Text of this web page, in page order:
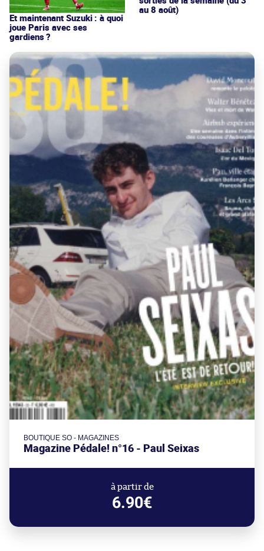
Et maintenant Suzuki : à quoi
joue Paris avec ses
gardiens ?
au 8 août)
BOUTIQUE SO - MAGAZINES
Magazine Pédale! n°16 - Paul Seixas
à partir de
6.90€